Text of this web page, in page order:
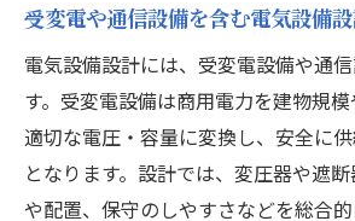
受変電や通信設備を含む電気設備
電気設備設計には、受変電設備や通
す。受変電設備は商用電力を建物規
適切な電圧・容量に変換し、安全に
となります。設計では、変圧器や遮
や配置、保守のしやすさなどを総合的